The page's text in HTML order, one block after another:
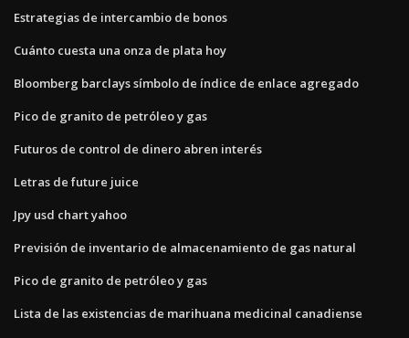
Estrategias de intercambio de bonos
Cuánto cuesta una onza de plata hoy
Bloomberg barclays símbolo de índice de enlace agregado
Pico de granito de petróleo y gas
Futuros de control de dinero abren interés
Letras de future juice
Jpy usd chart yahoo
Previsión de inventario de almacenamiento de gas natural
Pico de granito de petróleo y gas
Lista de las existencias de marihuana medicinal canadiense